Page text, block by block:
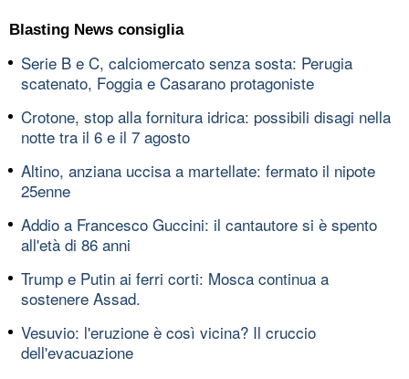
Blasting News consiglia
Serie B e C, calciomercato senza sosta: Perugia
scatenato, Foggia e Casarano protagoniste
Crotone, stop alla fornitura idrica: possibili disagi nella
notte tra il 6 e il 7 agosto
Altino, anziana uccisa a martellate: fermato il nipote
25enne
Addio a Francesco Guccini: il cantautore si è spento
all'età di 86 anni
Trump e Putin ai ferri corti: Mosca continua a
sostenere Assad.
Vesuvio: l'eruzione è così vicina? Il cruccio
dell'evacuazione